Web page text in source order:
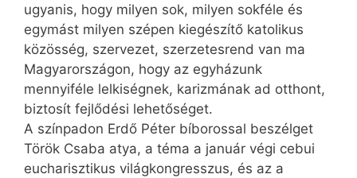
ugyanis, hogy milyen sok, milyen sokféle és
egymást milyen szépen kiegészítő katolikus
közösség, szervezet, szerzetesrend van ma
Magyarországon, hogy az egyházunk
mennyiféle lelkiségnek, karizmának ad otthont,
biztosít fejlődési lehetőséget.
A színpadon Erdő Péter bíborossal beszélget
Török Csaba atya, a téma a január végi cebui
eucharisztikus világkongresszus, és az a